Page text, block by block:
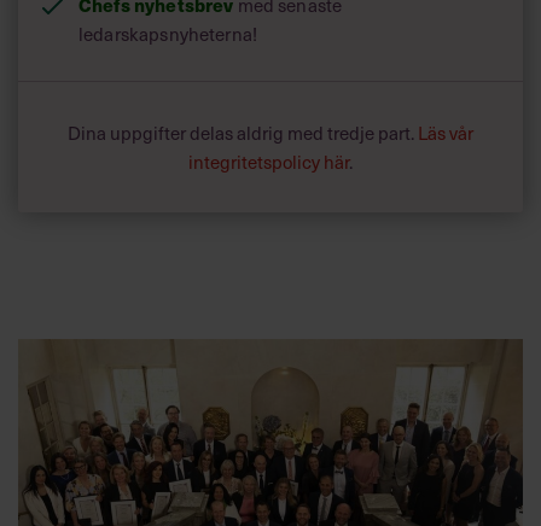
ledarskapsnyheterna!
Dina uppgifter delas aldrig med tredje part. Läs vår
integritetspolicy här.